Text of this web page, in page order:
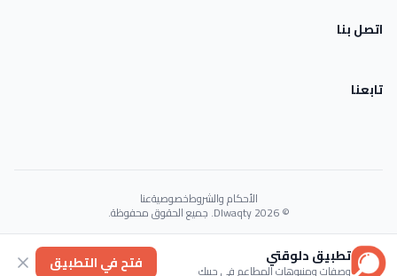
اتصل بنا
تابعنا
الأحكام والشروطخصوصيةعنا
© 2026 Dlwaqty. جميع الحقوق محفوظة.
Powered byGAIT
تطبيق دلوقتي
وصفات ومنيوهات المطاعم في جيبك فتح في التطبيق